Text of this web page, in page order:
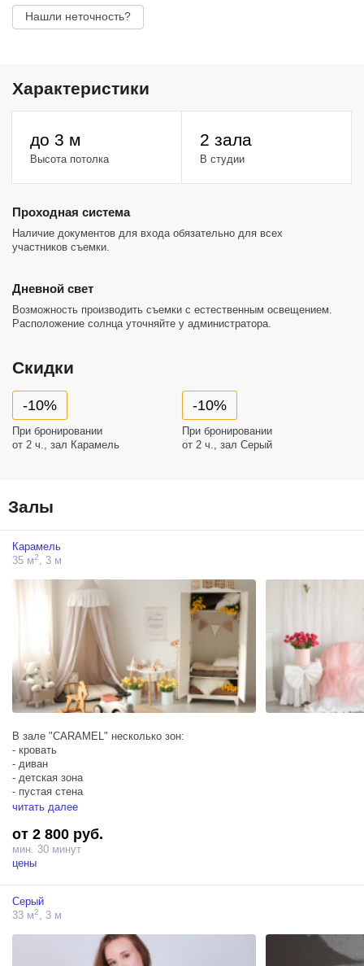
Нашли неточность?
Характеристики
до 3 м
Высота потолка
2 зала
В студии
Проходная система
Наличие документов для входа обязательно для всех
участников съемки.
Дневной свет
Возможность производить съемки с естественным освещением.
Расположение солнца уточняйте у администратора.
Скидки
-10%
При бронировании
от 2 ч., зал Карамель
-10%
При бронировании
от 2 ч., зал Серый
Залы
Карамель
35 м2, 3 м
В зале "CARAMEL" несколько зон:
- кровать
- диван
- детская зона
- пустая стена
читать далее
от 2 800 руб.
мин. 30 минут
цены
Серый
33 м2, 3 м